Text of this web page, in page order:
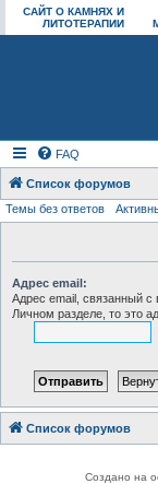
САЙТ О КАМНЯХ И
ЛИТОТЕРАПИИ
FAQ
Список форумов
Темы без ответов
Адрес email:
Адрес email, связанный
Личном разделе, то это
Список форумов
Создано на